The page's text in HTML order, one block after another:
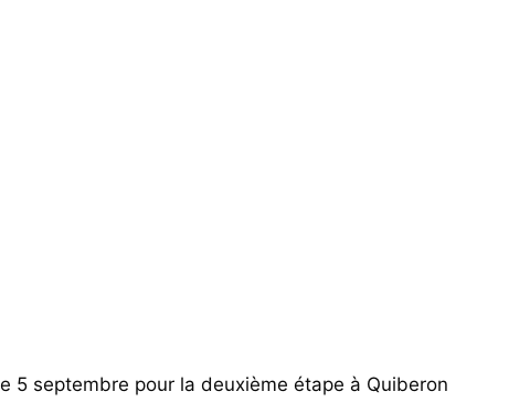
5 septembre pour la deuxième étape à Quiberon